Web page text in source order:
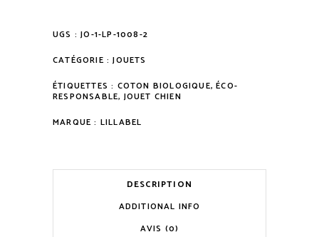
UGS :JO-1-LP-1008-2
CATÉGORIE :JOUETS
ÉTIQUETTES : COTON BIOLOGIQUE,ÉCO-
RESPONSABLE, JOUET CHIEN
MARQUE : LILLABEL
DESCRIPTION
ADDITIONAL INFO
AVIS (0)